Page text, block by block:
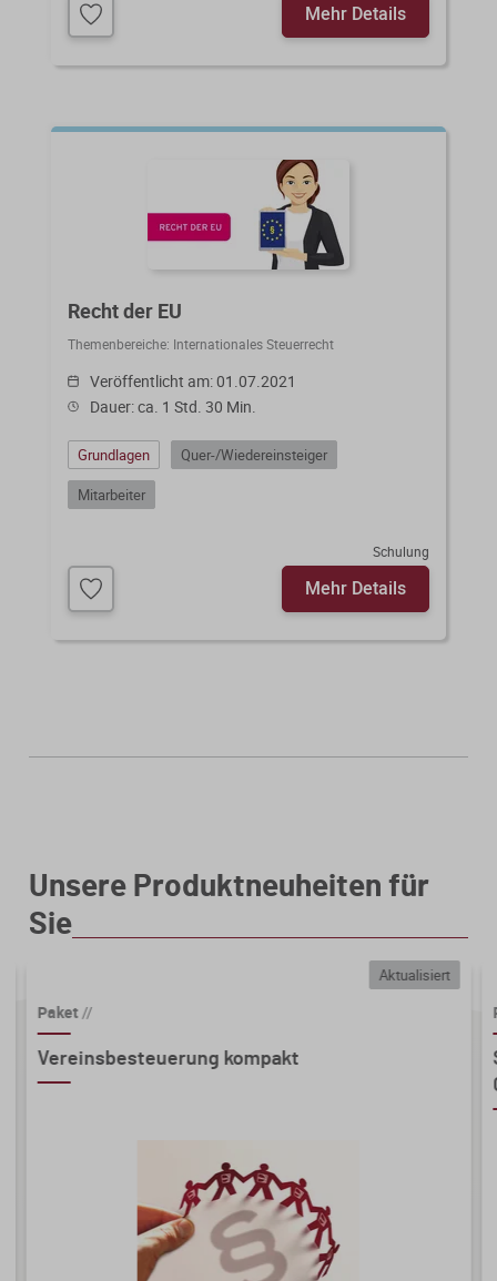
Mehr Details
Recht der EU
Themenbereiche: Internationales Steuerrecht
Veröffentlicht am: 01.07.2021
Dauer: ca. 1 Std. 30 Min.
Grundlagen
Quer-/Wiedereinsteiger
Mitarbeiter
Schulung
Mehr Details
Unsere Produktneuheiten für
Sie
Aktualisiert
Paket//
Vereinsbesteuerung kompakt